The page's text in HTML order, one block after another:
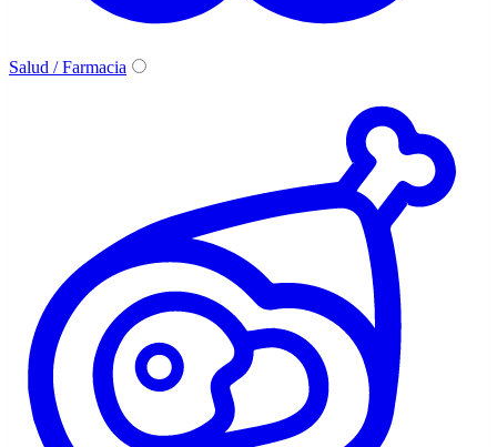
Salud / Farmacia